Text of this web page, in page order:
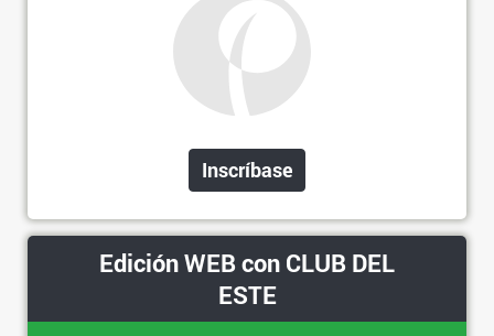
Inscríbase
Edición WEB con CLUB DEL
ESTE